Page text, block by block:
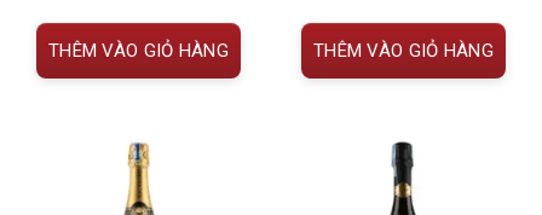
THÊM VÀO GIỎ HÀNG THÊM VÀO GIỎ HÀNG